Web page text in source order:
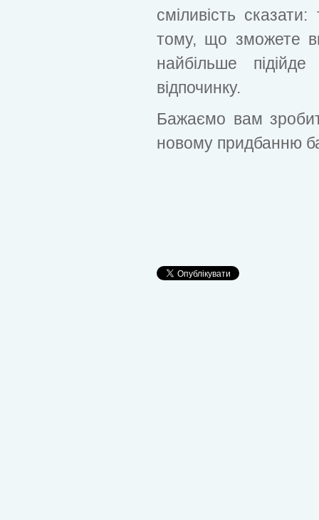
сміливість
тому, що зможете
найбільше
відпочинку.
Бажаємо вам
новому придбанню